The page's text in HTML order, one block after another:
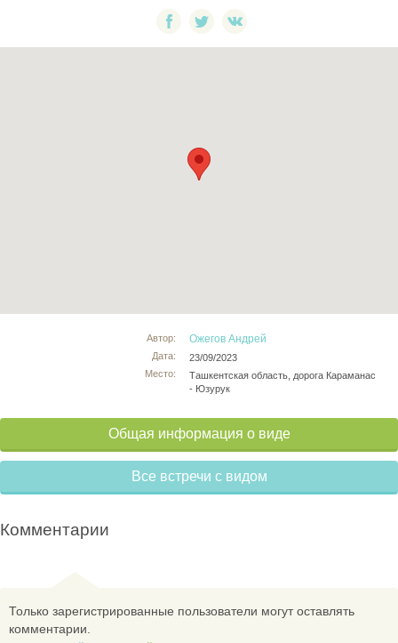
Автор:
Дата:
Место:
Ожегов Андрей
23/09/2023
Ташкентская область, дорога Караманас
- Юзурук
Общая информация о виде
Все встречи с видом
Комментарии
Только зарегистрированные пользователи могут оставлять
комментарии.